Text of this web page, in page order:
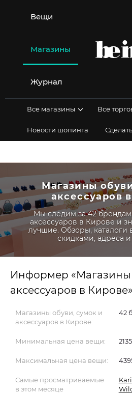
содержимому
Вещи
Магазины
Журнал
Все магазины Все
Новости шопинга
Магазины
аксессуаров
Мы следим за 42
аксессуаров в Кирове и
лучшие. Обзоры,
скидками, адреса
Информер «Магазины
аксессуаров в Кирове»
Магазины обуви, сумок и
аксессуаров в Кирове:
42
Минимальная цена вещи:
Максимальная цена вещи:
Самые просматриваемые
в этом месяце
Kari